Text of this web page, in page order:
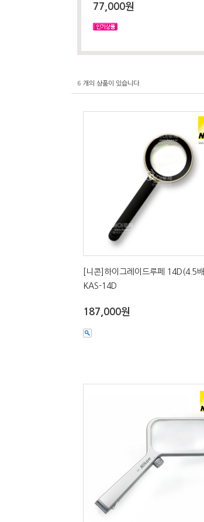
77,000원
6 개의 상품이 있습니다.
[니콘]하이그레이드루페 14D(4.5
KAS-14D
187,000원